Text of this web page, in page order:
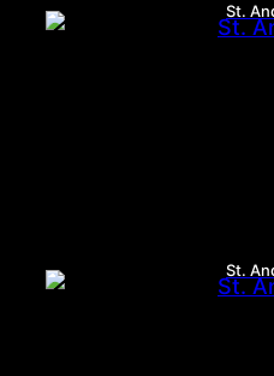
St.
St.